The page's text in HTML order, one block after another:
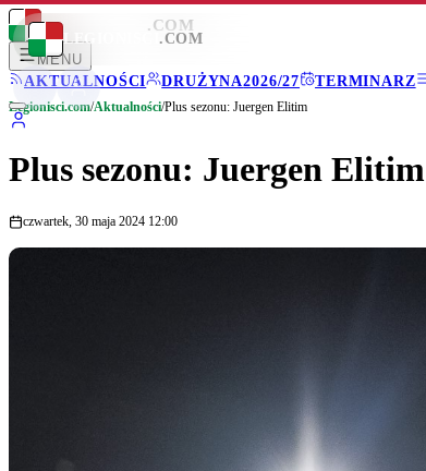
LEGIONISCI .COM
MENU
AKTUALNOŚCI
DRUŻYNA2026/27 TERMINARZ
LEGIONISCI .COM
Legionisci.com/Aktualności/Plus sezonu: Juergen Elitim
Plus sezonu: Juergen Elitim
czwartek, 30 maja 2024 12:00